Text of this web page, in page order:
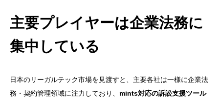
主要プレイヤーは企業法務に
集中している
日本のリーガルテック市場を見渡すと、主要各社は一様に企業法
務・契約管理領域に注力しており、 mints対応の訴訟支援ツール